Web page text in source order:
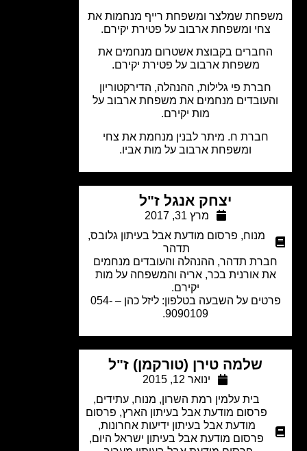
שמלצר ומשפחת רייף מנחמות את
צחי ומשפחת ארבוב על פטירת יקירם.
בקבוצת אשטרום מנחמים את
משפחת ארבוב על פטירת יקירם.
חברת פי גלילות, ההנהלה, הדירקטוריון
מנחמים את משפחת ארבוב על
מות יקירם.
חברת ח. מיתר לבנין מנחמת את צחי
ומשפחת ארבוב על מות אביו.
יצחק אנגל ז"ל
מרץ 31, 2017
מנוח, פרסום מודעת אבל בעיתון גלובס,
תדהר, ההנהלה והעובדים מנחמים
אורנית בכר, אריה והמשפחה על מות
פרטים על השבעה בטלפון: ליזל כהן – 054-
9090109.
שלמה טירן (טורקמן) ז"ל
ינואר 12, 2015
בית עלמין רמת השרון,מנוח,עתידים
פרסום מודעת אבל בעיתון הארץ,פרסום
מודעת אבל בעיתון ידיעות אחרונות,
פרסום מודעת אבל בעיתון ישראל היום,